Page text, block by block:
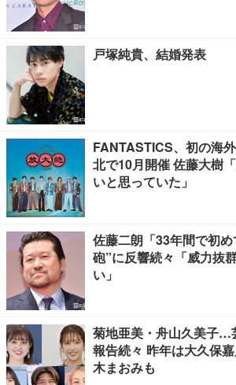
戸塚純貴、結婚発表
FANTASTICS、初の海
北で10月開催 佐藤大樹
いと思っていた」
佐藤二朗「33年間で初
砲”に反響続々「威力抜
い」
菊地亜美・舟山久美子…
報告続々 昨年は大久保
木まおみも